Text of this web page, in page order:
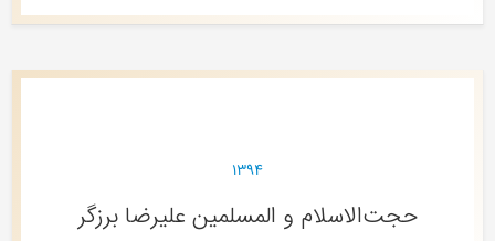
۱۳۹۴
حجت‌الاسلام و المسلمین علیرضا برزگر